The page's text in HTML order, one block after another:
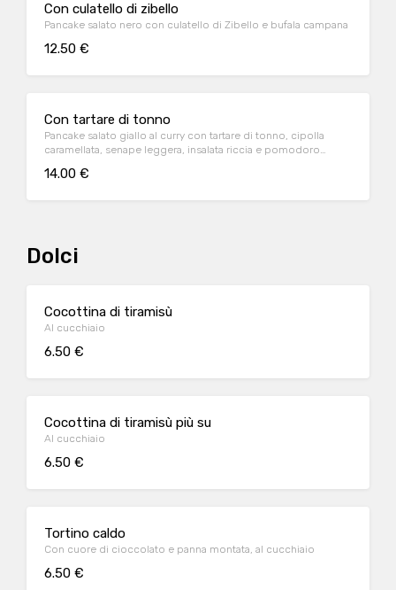
Con culatello di zibello
Pancake salato nero con culatello di Zibello e bufala campana
12.50 €
Con tartare di tonno
Pancake salato giallo al curry con tartare di tonno, cipolla
caramellata, senape leggera, insalata riccia e pomodoro
14.00 €
Dolci
Cocottina di tiramisù
Al cucchiaio
6.50 €
Cocottina di tiramisù più su
Al cucchiaio
6.50 €
Tortino caldo
Con cuore di cioccolato e panna montata, al cucchiaio
6.50 €